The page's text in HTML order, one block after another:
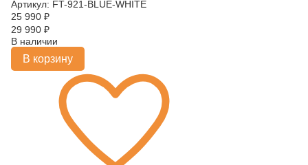
Артикул: FT-921-BLUE-WHITE
25 990 ₽
29 990 ₽
В наличии
В корзину